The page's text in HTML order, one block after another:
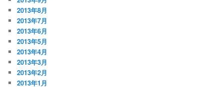
2013年8月
2013年7月
2013年6月
2013年5月
2013年4月
2013年3月
2013年2月
2013年1月